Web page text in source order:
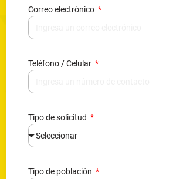
Correo electrónico
Teléfono / Celular
Tipo de solicitud
Tipo de población